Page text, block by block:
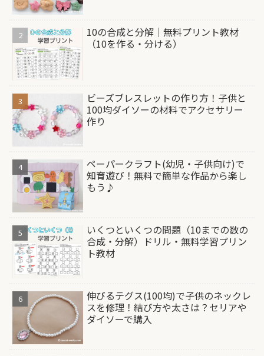
10の合成と分解｜無料プリント教材
（10を作る・分ける）
ビーズブレスレットの作り方！子供と
100均ダイソーの材料でアクセサリー
作り
ペーパークラフト(幼児・子供向け)で
知育遊び！無料で簡単な作品から楽し
もう♪
いくつといくつの問題（10までの数の
合成・分解）ドリル・無料学習プリン
ト教材
伸びるテグス(100均)で子供のネックレ
スを修理！結び方や太さは？セリアや
ダイソーで購入